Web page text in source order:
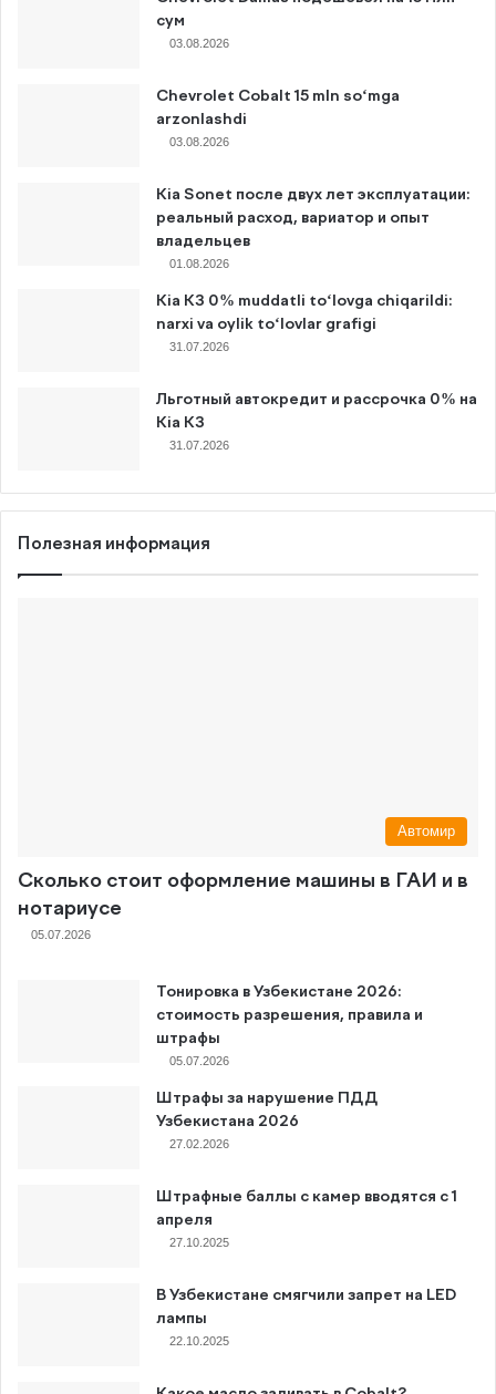
сум
03.08.2026
Chevrolet Cobalt 15 mln so‘mga
arzonlashdi
03.08.2026
Kia Sonet после двух лет эксплуатации:
реальный расход, вариатор и опыт
владельцев
01.08.2026
Kia K3 0% muddatli to‘lovga chiqarildi:
narxi va oylik to‘lovlar grafigi
31.07.2026
Льготный автокредит и рассрочка 0% на
Kia K3
31.07.2026
Полезная информация
Автомир
Сколько стоит оформление машины в ГАИ и в
нотариусе
05.07.2026
Тонировка в Узбекистане 2026:
стоимость разрешения, правила и
штрафы
05.07.2026
Штрафы за нарушение ПДД
Узбекистана 2026
27.02.2026
Штрафные баллы с камер вводятся с 1
апреля
27.10.2025
В Узбекистане смягчили запрет на LED
лампы
22.10.2025